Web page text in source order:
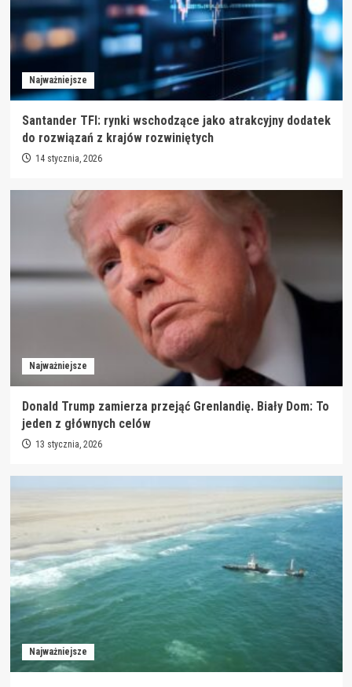
Najważniejsze
Santander TFI: rynki wschodzące jako atrakcyjny dodatek
do rozwiązań z krajów rozwiniętych
14 stycznia, 2026
Najważniejsze
Donald Trump zamierza przejąć Grenlandię. Biały Dom: To
jeden z głównych celów
13 stycznia, 2026
Najważniejsze